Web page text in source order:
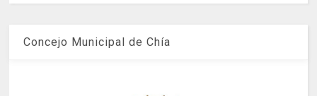
Concejo Municipal de Chía